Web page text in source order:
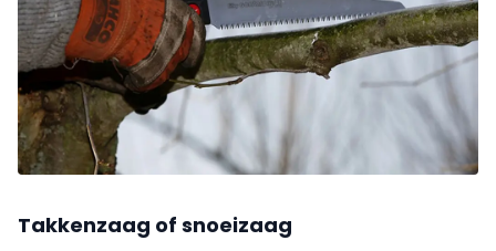
Takkenzaag of snoeizaag